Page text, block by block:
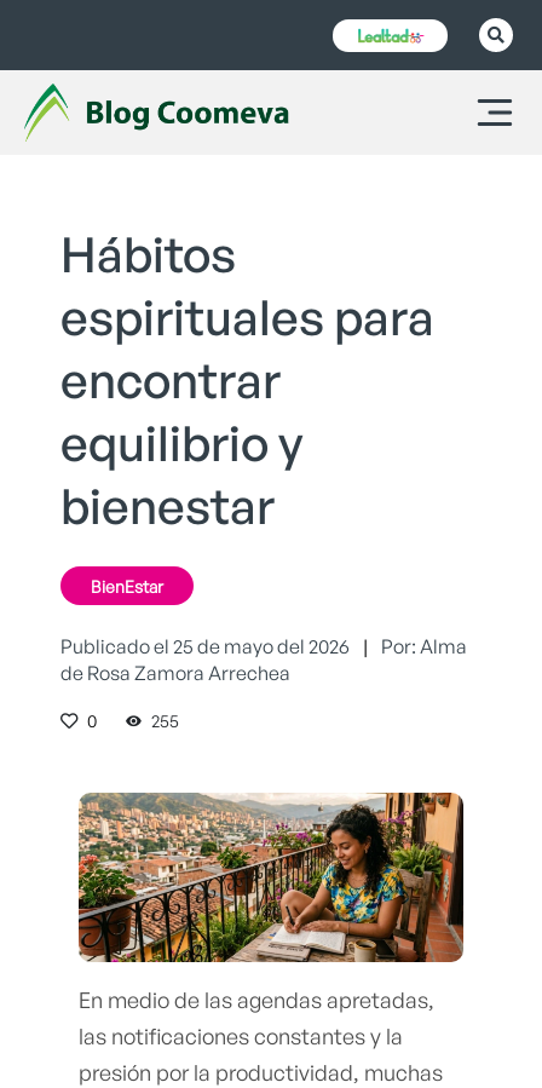
Hábitos
espirituales para
encontrar
equilibrio y
bienestar
BienEstar
Publicado el 25 de mayo del 2026 |
Por: Alma
de Rosa Zamora Arrechea
0 255
En medio de las agendas apretadas,
las notificaciones constantes y la
presión por la productividad, muchas